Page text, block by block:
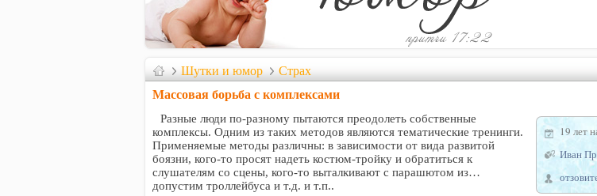
Шутки и юмор Страх
Массовая борьба с комплексами
19 лет
Иван
Разные люди по-разному пытаются преодолеть собственные
комплексы. Одним из таких методов являются тематические тренинги.
Применяемые методы различны: в зависимости от вида развитой
боязни, кого-то просят надеть костюм-тройку и обратиться к
слушателям со сцены, кого-то выталкивают с парашютом из…
допустим троллейбуса и т.д. и т.п..